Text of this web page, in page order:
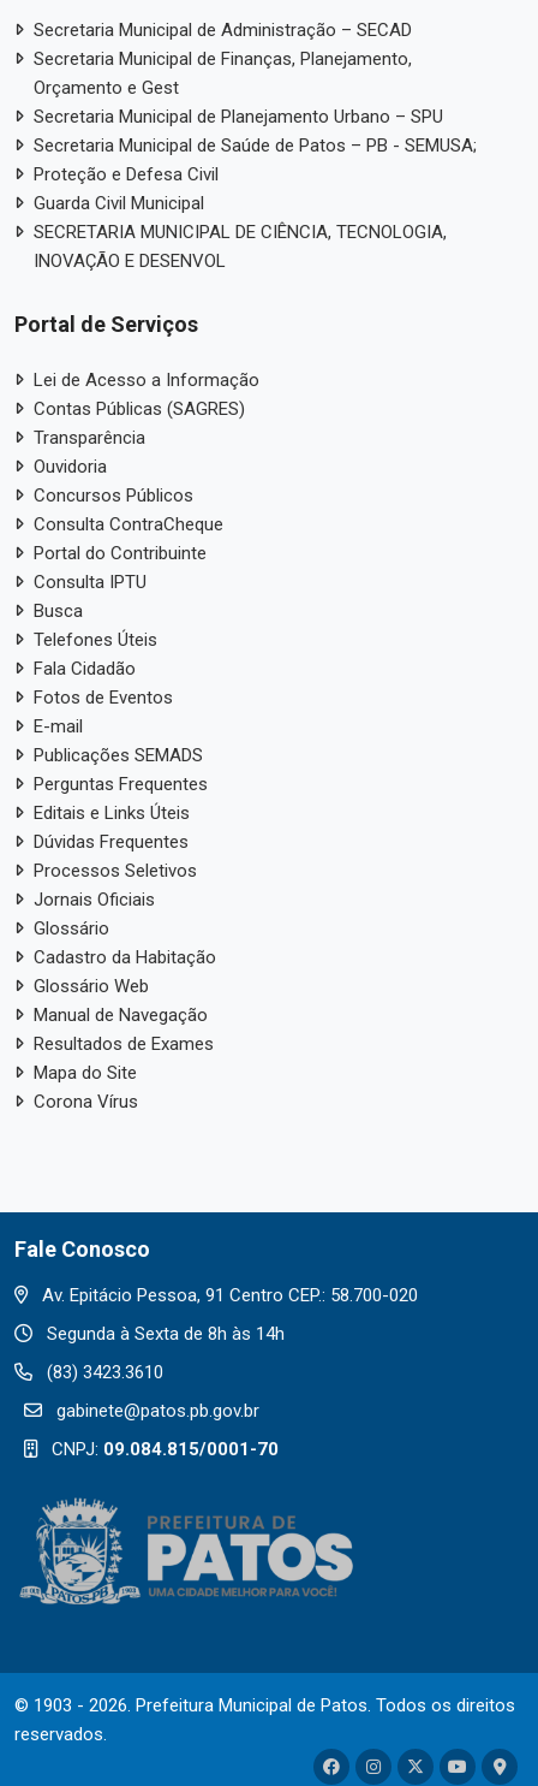
Secretaria Municipal de Administração – SECAD
Secretaria Municipal de Finanças, Planejamento,
Orçamento e Gest
Secretaria Municipal de Planejamento Urbano – SPU
Secretaria Municipal de Saúde de Patos – PB - SEMUSA;
Proteção e Defesa Civil
Guarda Civil Municipal
SECRETARIA MUNICIPAL DE CIÊNCIA, TECNOLOGIA,
INOVAÇÃO E DESENVOL
Portal de Serviços
Lei de Acesso a Informação
Contas Públicas (SAGRES)
Transparência
Ouvidoria
Concursos Públicos
Consulta ContraCheque
Portal do Contribuinte
Consulta IPTU
Busca
Telefones Úteis
Fala Cidadão
Fotos de Eventos
E-mail
Publicações SEMADS
Perguntas Frequentes
Editais e Links Úteis
Dúvidas Frequentes
Processos Seletivos
Jornais Oficiais
Glossário
Cadastro da Habitação
Glossário Web
Manual de Navegação
Resultados de Exames
Mapa do Site
Corona Vírus
Fale Conosco
Av. Epitácio Pessoa, 91 Centro CEP.: 58.700-020
Segunda à Sexta de 8h às 14h
(83) 3423.3610
gabinete@patos.pb.gov.br
CNPJ: 09.084.815/0001-70
© 1903 - 2026. Prefeitura Municipal de Patos. Todos os direitos
reservados.